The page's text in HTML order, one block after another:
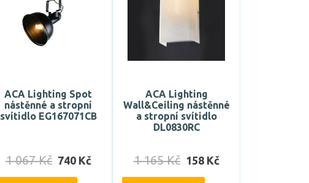
ACA Lighting Spot
nástěnné a stropní
svítidlo EG167071CB
1 067 Kč 740 Kč
ACA Lighting
Wall&Ceiling nástěnné
a stropní svítidlo
DL0830RC
1 165 Kč 158 Kč